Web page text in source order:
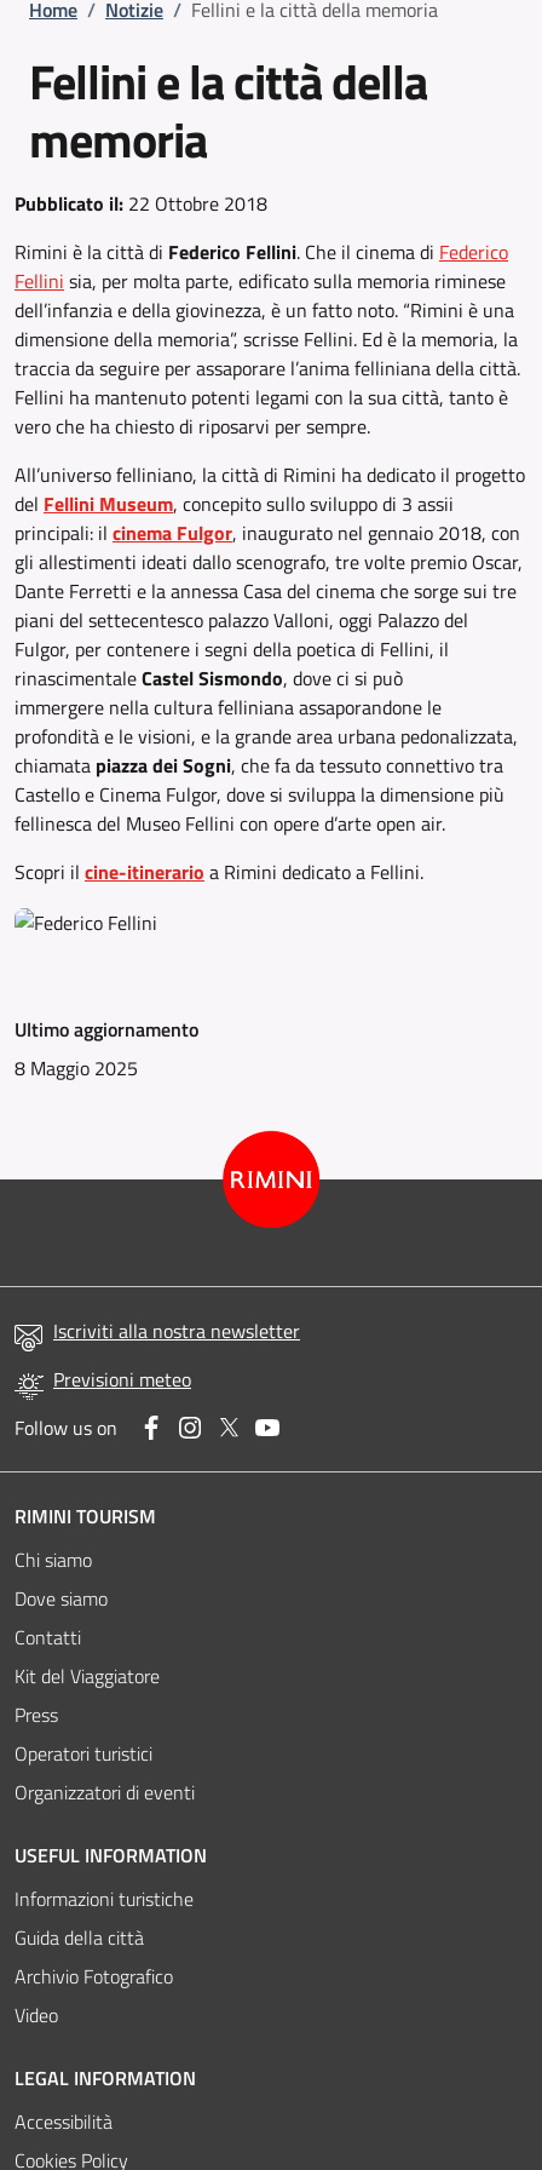
Home / Notizie / Fellini e la città della memoria
Fellini e la città della
memoria
Pubblicato il: 22 Ottobre 2018
Rimini è la città di Federico Fellini. Che il cinema di Federico
Fellini sia, per molta parte, edificato sulla memoria riminese
dell’infanzia e della giovinezza, è un fatto noto. “Rimini è una
dimensione della memoria”, scrisse Fellini. Ed è la memoria, la
traccia da seguire per assaporare l’anima felliniana della città.
Fellini ha mantenuto potenti legami con la sua città, tanto è
vero che ha chiesto di riposarvi per sempre.
All’universo felliniano, la città di Rimini ha dedicato il progetto
del Fellini Museum, concepito sullo sviluppo di 3 assii
principali: il cinema Fulgor, inaugurato nel gennaio 2018, con
gli allestimenti ideati dallo scenografo, tre volte premio Oscar,
Dante Ferretti e la annessa Casa del cinema che sorge sui tre
piani del settecentesco palazzo Valloni, oggi Palazzo del
Fulgor, per contenere i segni della poetica di Fellini, il
rinascimentaleCastel Sismondo, dove ci si può
immergere nella cultura felliniana assaporandone le
profondità e le visioni, e la grande area urbana pedonalizzata,
chiamata piazza dei Sogni, che fa da tessuto connettivo tra
Castello e Cinema Fulgor, dove si sviluppa la dimensione più
fellinesca del Museo Fellini con opere d’arte open air.
Scopri il cine-itinerario a Rimini dedicato a Fellini.
Ultimo aggiornamento
8 Maggio 2025
Iscriviti alla nostra newsletter
Previsioni meteo
Follow us on
FacebookInstagram
Twitter
RIMINI TOURISM
Chi siamo
Dove siamo
Contatti
Kit del Viaggiatore
Press
Operatori turistici
Organizzatori di eventi
USEFUL INFORMATION
Informazioni turistiche
Guida della città
Archivio Fotografico
Video
LEGAL INFORMATION
Accessibilità
Cookies Policy